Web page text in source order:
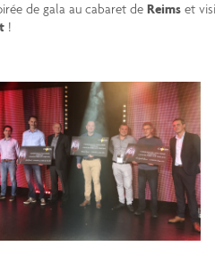
de gala au cabaret deReims et
!